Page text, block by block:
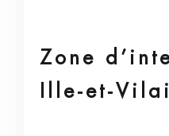
Zone
Ille-et-